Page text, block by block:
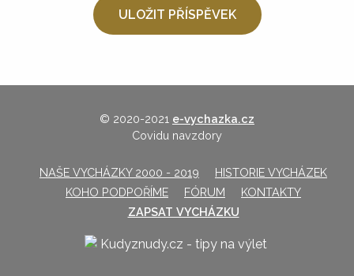
© 2020-2021 e-vychazka.cz
Covidu navzdory
NAŠE VYCHÁZKY 2000 - 2019
HISTORIE VYCHÁZEK
KOHO PODPOŘÍME
FÓRUM
KONTAKTY
ZAPSAT VYCHÁZKU